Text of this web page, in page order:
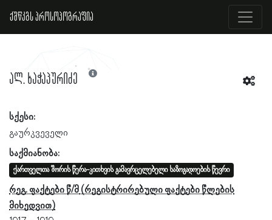
ქშწკგს პროსოპოგრაფია
ალ. ხაჭაპურიძე
სქესი:
გაურკვეველი
საქმიანობა:
ქართველთა შორის წერა-კითხვის გამავრცელებელი საზოგადოების წევრი
რეგ. ფაქტები წ/მ